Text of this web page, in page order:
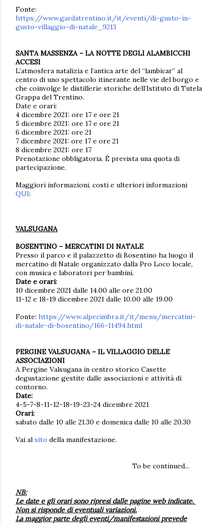
Fonte:
https://www.gardatrentino.it/it/eventi/di-gusto-in-
gusto-villaggio-di-natale_9213
SANTA MASSENZA – LA NOTTE DEGLI ALAMBICCHI
ACCESI
L’atmosfera natalizia e l’antica arte del “lambicar” al
centro di uno spettacolo itinerante nelle vie del borgo e
che coinvolge le distillerie storiche dell’Istituto di Tutela
Grappa del Trentino.
Date e orari:
4 dicembre 2021: ore 17 e ore 21
5 dicembre 2021: ore 17 e ore 21
6 dicembre 2021: ore 21
7 dicembre 2021: ore 17 e ore 21
8 dicembre 2021: ore 17
Prenotazione obbligatoria. È prevista una quota di
partecipazione.
Maggiori informazioni, costi e ulteriori informazioni
QUI:
VALSUGANA
BOSENTINO – MERCATINI DI NATALE
Presso il parco e il palazzetto di Bosentino ha luogo il
mercatino di Natale organizzato dalla Pro Loco locale,
con musica e laboratori per bambini.
Date e orari:
10 dicembre 2021 dalle 14.00 alle ore 21.00
11-12 e 18-19 dicembre 2021 dalle 10.00 alle 19.00
Fonte: https://www.alpecimbra.it/it/menu/mercatini-
di-natale-di-bosentino/166-11494.html
PERGINE VALSUGANA – IL VILLAGGIO DELLE
ASSOCIAZIONI
A Pergine Valsugana in centro storico Casette
degustazione gestite dalle associazioni e attività di
contorno.
Date:
4-5-7-8-11-12-18-19-23-24 dicembre 2021
Orari:
sabato dalle 10 alle 21.30 e domenica dalle 10 alle 20.30
Vai al sito della manifestazione.
To be continued...
NB:
Le date e gli orari sono ripresi dalle pagine web indicate.
Non si risponde di eventuali variazioni.
La maggior parte degli eventi/manifestazioni prevede